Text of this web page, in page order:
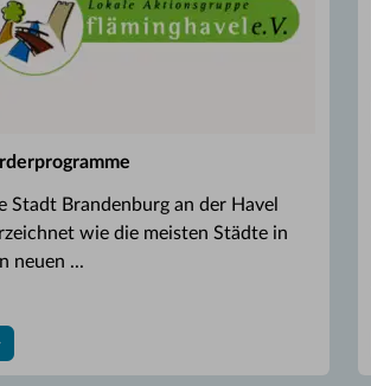
Stadt Brandenburg an der Havel
wie die meisten Städte in
neuen ...